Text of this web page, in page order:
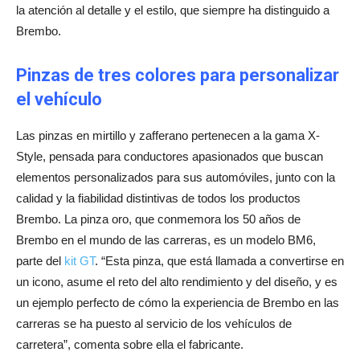
la atención al detalle y el estilo, que siempre ha distinguido a
Brembo.
Pinzas de tres colores para personalizar
el vehículo
Las pinzas en mirtillo y zafferano pertenecen a la gama X-
Style, pensada para conductores apasionados que buscan
elementos personalizados para sus automóviles, junto con la
calidad y la fiabilidad distintivas de todos los productos
Brembo. La pinza oro, que conmemora los 50 años de
Brembo en el mundo de las carreras, es un modelo BM6,
parte del kit GT. “Esta pinza, que está llamada a convertirse en
un icono, asume el reto del alto rendimiento y del diseño, y es
un ejemplo perfecto de cómo la experiencia de Brembo en las
carreras se ha puesto al servicio de los vehículos de
carretera”, comenta sobre ella el fabricante.